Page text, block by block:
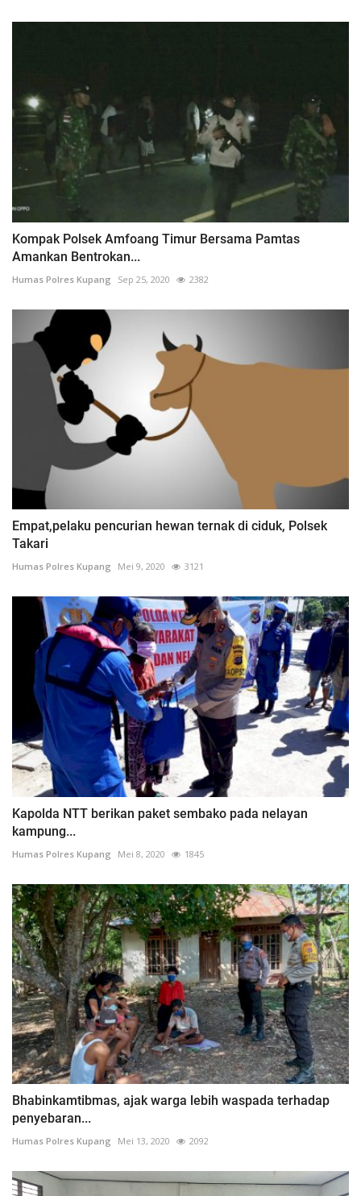
Kompak Polsek Amfoang Timur Bersama Pamtas
Amankan Bentrokan...
Humas Polres Kupang Sep 25, 2020 2382
Empat,pelaku pencurian hewan ternak di ciduk, Polsek
Takari
Humas Polres Kupang Mei 9, 2020 3121
Kapolda NTT berikan paket sembako pada nelayan
kampung...
Humas Polres Kupang Mei 8, 2020 1845
Bhabinkamtibmas, ajak warga lebih waspada terhadap
penyebaran...
Humas Polres Kupang Mei 13, 2020 2092